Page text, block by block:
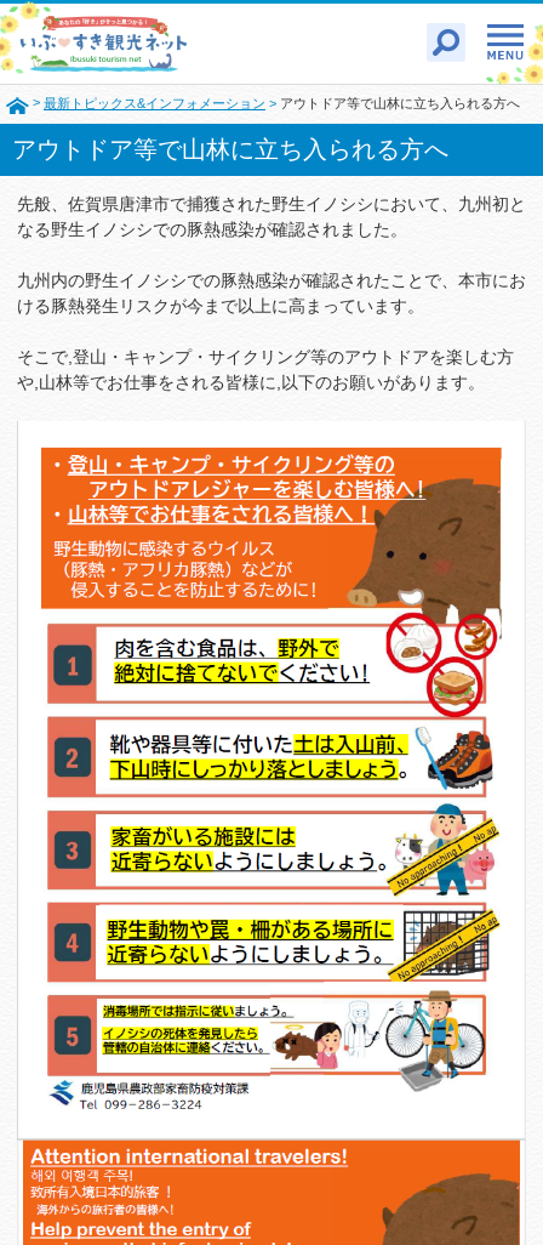
> 最新トピックス&インフォメーション > アウトドア等で山林に立ち入られる方へ
アウトドア等で山林に立ち入られる方へ
先般、 佐賀県唐津市で捕獲された野生イノシシにおいて、九州初と
なる野生イノシシでの豚熱感染が確認されました。
九州内の野生イノシシでの豚熱感染が確認されたことで、本市にお
ける豚熱発生リスクが今まで以上に高まっています。
そこで,登山・キャンプ・サイクリング等のアウトドアを楽しむ方
や,山林等でお仕事をされる皆様に,以下のお願いがあります。